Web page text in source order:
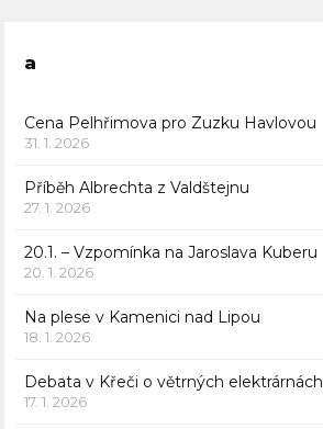
a
Cena Pelhřimova pro Zuzku Havlovou
31. 1. 2026
Příběh Albrechta z Valdštejnu
27. 1. 2026
20.1. – Vzpomínka na Jaroslava Kuberu
20. 1. 2026
Na plese v Kamenici nad Lipou
18. 1. 2026
Debata v Křeči o větrných elektrárnách
17. 1. 2026